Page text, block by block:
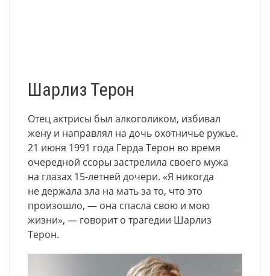
Шарлиз Терон
Отец актрисы был алкоголиком, избивал
жену и направлял на дочь охотничье ружье.
21 июня 1991 года Герда Терон во время
очередной ссоры застрелила своего мужа
на глазах 15-летней дочери. «Я никогда
не держала зла на мать за то, что это
произошло, — она спасла свою и мою
жизни», — говорит о трагедии Шарлиз
Терон.